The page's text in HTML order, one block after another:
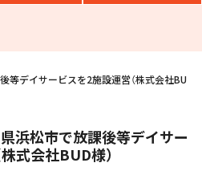
等デイサービスを2施設運営（株式会社BU
県浜松市で放課後等デイサー
式会社BUD様）